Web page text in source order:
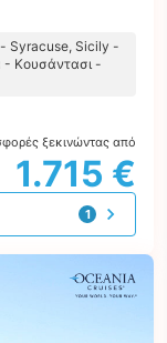
Syracuse, Sicily -
- Κουσάντασι -
ξεκινώντας από
1.715 €
1
προσφορά